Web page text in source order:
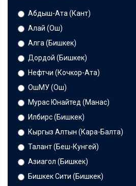
Абдыш-Ата (Кант)
Алай (Ош)
Алга (Бишкек)
Дордой (Бишкек)
Нефтчи (Кочкор-Ата)
ОшМУ (Ош)
Мурас Юнайтед (Манас)
Илбирс (Бишкек)
Кыргыз Алтын (Кара-Балта)
Талант (Беш-Кунгей)
Азиагол (Бишкек)
Бишкек Сити (Бишкек)